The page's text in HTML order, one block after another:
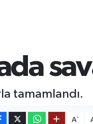
tamamlandı.
A-